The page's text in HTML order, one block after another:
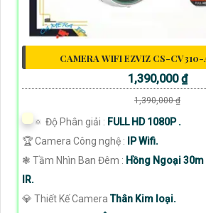
CAMERA WIFI EZVIZ CS-
1,390,000 ₫
1,390,000 ₫
🔅 Độ Phân giải : FULL HD 1080P .
🏆 Camera Công nghệ :
IP Wifi.
❃ Tầm Nhìn Ban Đêm : Hồng Ngoại
IR.
💎 Thiết Kế CameraThân Kim loại.